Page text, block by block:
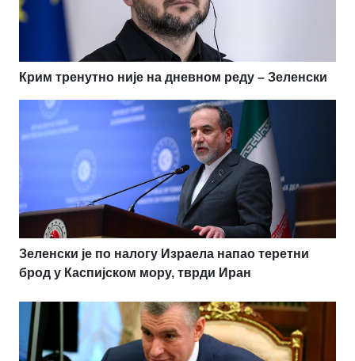
Крим тренутно није на дневном реду – Зеленски
Зеленски је по налогу Израела напао теретни
брод у Каспијском мору, тврди Иран